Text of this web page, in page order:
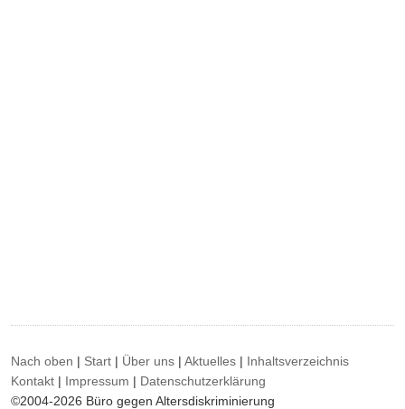
Nach oben | Start | Über uns |Aktuelles | Inhaltsverzeichnis
Kontakt | Impressum | Datenschutzerklärung
©2004-2026 Büro gegen Altersdiskriminierung